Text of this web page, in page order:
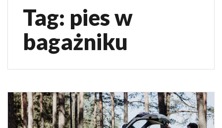
Tag: pies w
bagażniku